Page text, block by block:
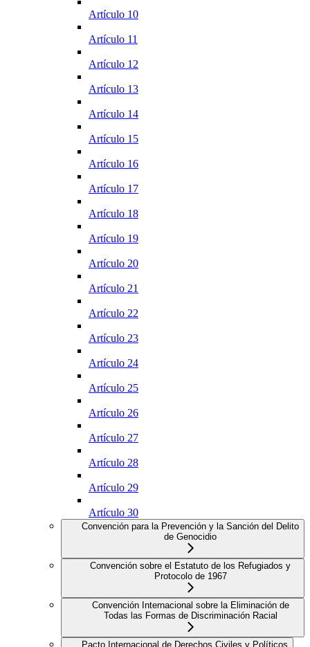
Artículo 10
Artículo 11
Artículo 12
Artículo 13
Artículo 14
Artículo 15
Artículo 16
Artículo 17
Artículo 18
Artículo 19
Artículo 20
Artículo 21
Artículo 22
Artículo 23
Artículo 24
Artículo 25
Artículo 26
Artículo 27
Artículo 28
Artículo 29
Artículo 30
Convención para la Prevención y la Sanción del Delito
de Genocidio
Convención sobre el Estatuto de los Refugiados y
Protocolo de 1967
Convención Internacional sobre la Eliminación de
Todas las Formas de Discriminación Racial
Pacto Internacional de Derechos Civiles y Políticos